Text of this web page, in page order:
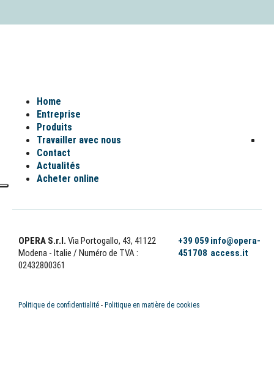
Home
Entreprise
Produits
Travailler avec nous
Contact
Actualités
Acheter online
OPERA S.r.l. Via Portogallo, 43, 41122
Modena - Italie / Numéro de TVA :
02432800361
+39 059
451708
info@opera-
access.it
Politique de confidentialité - Politique en matière de cookies